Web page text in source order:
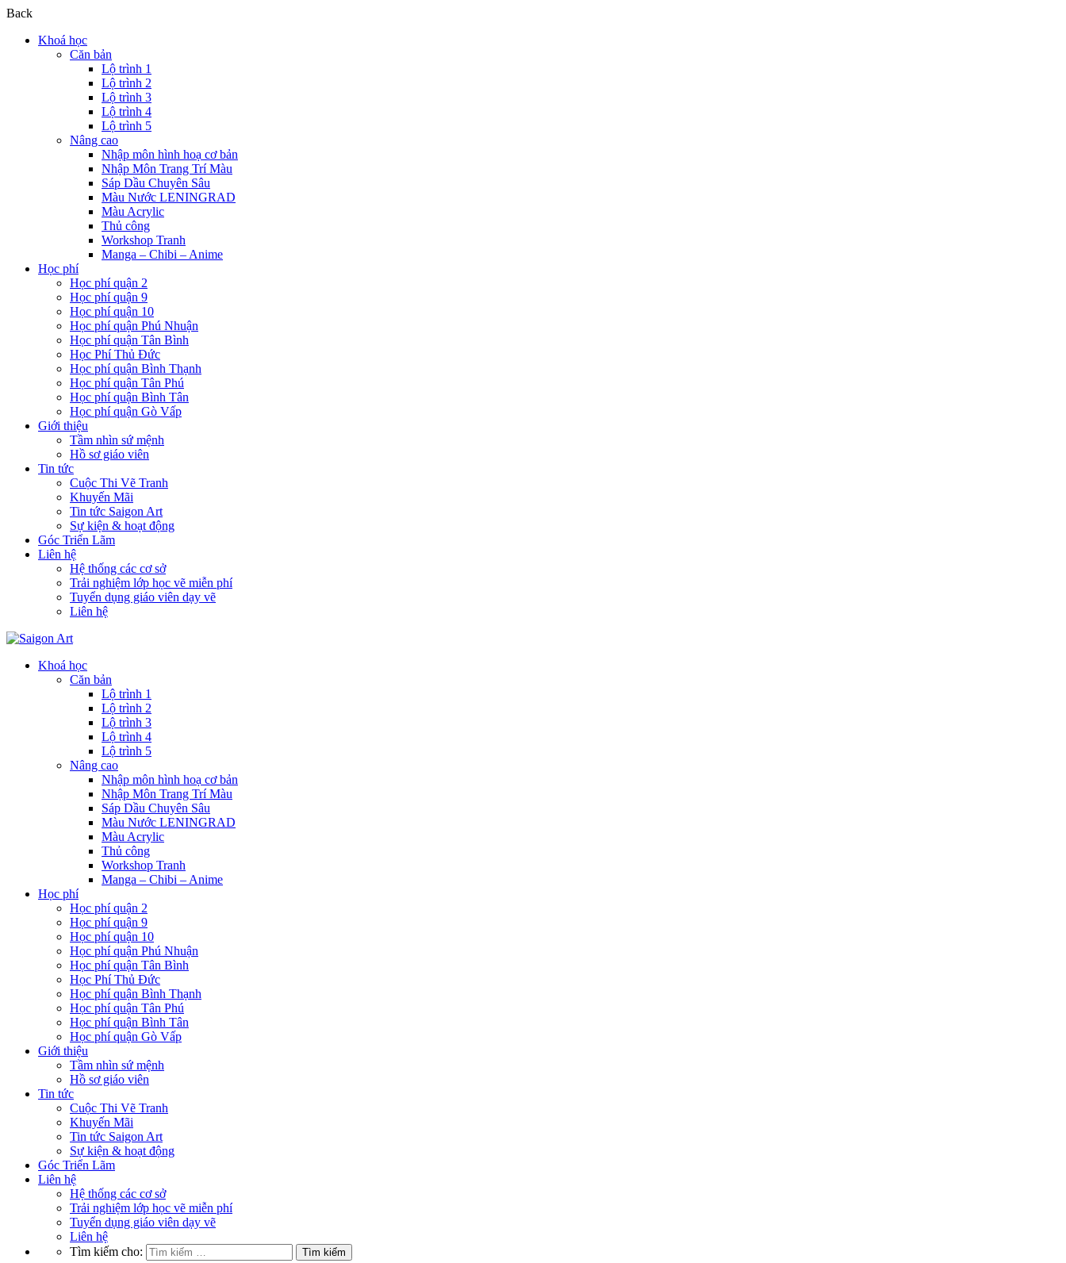
Back
Khoá học
Căn bản
Lộ trình 1
Lộ trình 2
Lộ trình 3
Lộ trình 4
Lộ trình 5
Nâng cao
Nhập môn hình hoạ cơ bản
Nhập Môn Trang Trí Màu
Sáp Dầu Chuyên Sâu
Màu Nước LENINGRAD
Màu Acrylic
Thủ công
Workshop Tranh
Manga – Chibi – Anime
Học phí
Học phí quận 2
Học phí quận 9
Học phí quận 10
Học phí quận Phú Nhuận
Học phí quận Tân Bình
Học Phí Thủ Đức
Học phí quận Bình Thạnh
Học phí quận Tân Phú
Học phí quận Bình Tân
Học phí quận Gò Vấp
Giới thiệu
Tầm nhìn sứ mệnh
Hồ sơ giáo viên
Tin tức
Cuộc Thi Vẽ Tranh
Khuyến Mãi
Tin tức Saigon Art
Sự kiện & hoạt động
Góc Triển Lãm
Liên hệ
Hệ thống các cơ sở
Trải nghiệm lớp học vẽ miễn phí
Tuyển dụng giáo viên dạy vẽ
Liên hệ
Khoá học
Căn bản
Lộ trình 1
Lộ trình 2
Lộ trình 3
Lộ trình 4
Lộ trình 5
Nâng cao
Nhập môn hình hoạ cơ bản
Nhập Môn Trang Trí Màu
Sáp Dầu Chuyên Sâu
Màu Nước LENINGRAD
Màu Acrylic
Thủ công
Workshop Tranh
Manga – Chibi – Anime
Học phí
Học phí quận 2
Học phí quận 9
Học phí quận 10
Học phí quận Phú Nhuận
Học phí quận Tân Bình
Học Phí Thủ Đức
Học phí quận Bình Thạnh
Học phí quận Tân Phú
Học phí quận Bình Tân
Học phí quận Gò Vấp
Giới thiệu
Tầm nhìn sứ mệnh
Hồ sơ giáo viên
Tin tức
Cuộc Thi Vẽ Tranh
Khuyến Mãi
Tin tức Saigon Art
Sự kiện & hoạt động
Góc Triển Lãm
Liên hệ
Hệ thống các cơ sở
Trải nghiệm lớp học vẽ miễn phí
Tuyển dụng giáo viên dạy vẽ
Liên hệ
Tìm kiếm cho: